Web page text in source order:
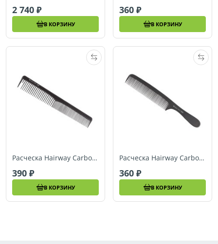
2 740
В КОРЗИНУ
360
В КОРЗИНУ
Расческа Hairway Carbon Advanced комб. 180 мм (05088)
390
В КОРЗИНУ
Расческа Hairway Carbon Advanced гребень 185 мм (05091)
360
В КОРЗИНУ